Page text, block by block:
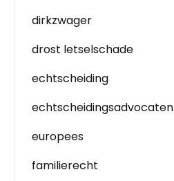
dirkzwager
drost letselschade
echtscheiding
echtscheidingsadvocaten
europees
familierecht